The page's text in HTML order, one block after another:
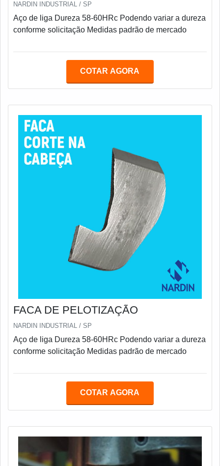
NARDIN INDUSTRIAL / SP
Aço de liga Dureza 58-60HRc Podendo variar a dureza
conforme solicitação Medidas padrão de mercado
COTAR AGORA
FACA DE PELOTIZAÇÃO
NARDIN INDUSTRIAL / SP
Aço de liga Dureza 58-60HRc Podendo variar a dureza
conforme solicitação Medidas padrão de mercado
COTAR AGORA